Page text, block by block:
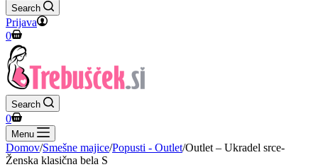
Search
Prijava
Shopping
cart
0
Search
Shopping
cart
0
Menu
Domov/Smešne majice/Popusti - Outlet/Outlet – Ukradel srce-
Ženska klasična bela S